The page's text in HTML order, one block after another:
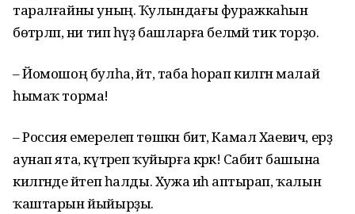
таралғайны уның. Ҡулындағы фуражкаһын
бөтәрләп, ни тип һүҙ башларға белмәй тик торҙо.
– Йомошоң булһа, әйт, таба һорап килгән малай
һымаҡ торма!
– Россия емерелеп төшкән бит, Камал Хаевич, ерҙә
аунап ята, күтәреп ҡуйырға кәрәк! Cабит башына
килгәнде әйтеп һалды. Хужа иһә аптырап, ҡалын
ҡаштарын йыйырҙы.